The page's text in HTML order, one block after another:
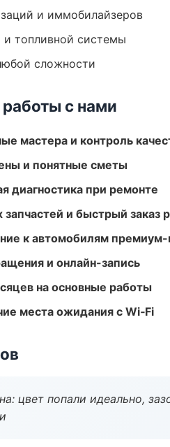
и иммобилайзеров
топливной системы
сложности
с нами
мастера и контроль
и понятные сметы
диагностика при ремонте
и быстрый заказ
к автомобилям премиум-
и онлайн-запись
на основные работы
места ожидания с Wi‑Fi
цвет попали идеально,